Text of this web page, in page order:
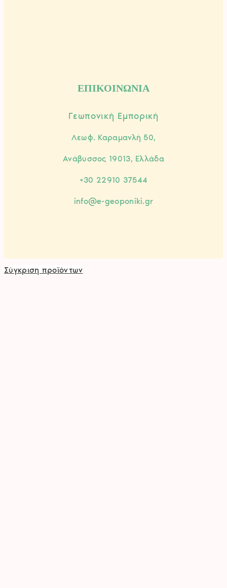
ΕΠΙΚΟΙΝΩΝΙΑ
Γεωπονική Εμπορική
Λεωφ. Καραμανλή 50,
Ανάβυσσος 19013, Ελλάδα
+30 22910 37544
info@e-geoponiki.gr
Σύγκριση προϊόντων